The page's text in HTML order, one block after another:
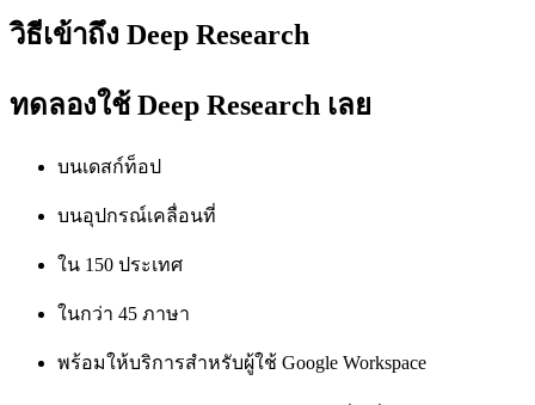
วิธีเข้าถึง Deep Research
ทดลองใช้ Deep Research เลย
บนเดสก์ท็อป
บนอุปกรณ์เคลื่อนที่
ใน 150 ประเทศ
ในกว่า 45 ภาษา
พร้อมให้บริการสำหรับผู้ใช้ Google Workspace